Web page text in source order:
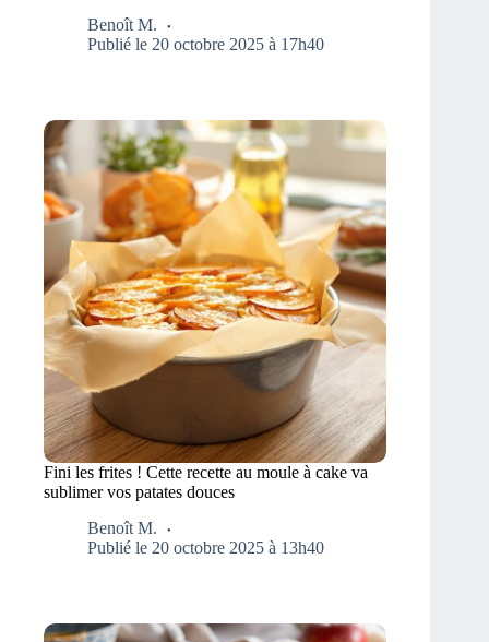
Benoît M.
Publié le 20 octobre 2025 à 17h40
Fini les frites ! Cette recette au moule à cake va
sublimer vos patates douces
Benoît M.
Publié le 20 octobre 2025 à 13h40